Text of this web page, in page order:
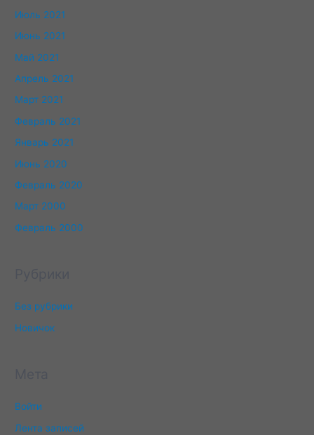
Июль 2021
Июнь 2021
Май 2021
Апрель 2021
Март 2021
Февраль 2021
Январь 2021
Июнь 2020
Февраль 2020
Март 2000
Февраль 2000
Без рубрики
Новичок
Войти
Лента записей